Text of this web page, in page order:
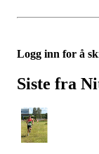
Logg inn for å
Siste fra